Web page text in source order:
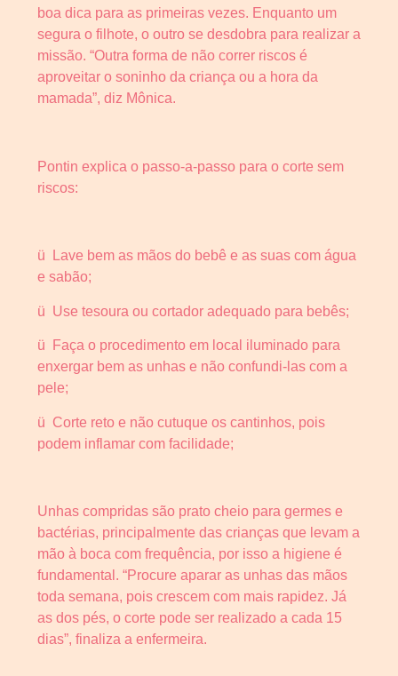
boa dica para as primeiras vezes. Enquanto um
segura o filhote, o outro se desdobra para realizar a
missão. “Outra forma de não correr riscos é
aproveitar o soninho da criança ou a hora da
mamada”, diz Mônica.
Pontin explica o passo-a-passo para o corte sem
riscos:
ü Lave bem as mãos do bebê e as suas com água
e sabão;
ü Use tesoura ou cortador adequado para bebês;
ü Faça o procedimento em local iluminado para
enxergar bem as unhas e não confundi-las com a
pele;
ü Corte reto e não cutuque os cantinhos, pois
podem inflamar com facilidade;
Unhas compridas são prato cheio para germes e
bactérias, principalmente das crianças que levam a
mão à boca com frequência, por isso a higiene é
fundamental. “Procure aparar as unhas das mãos
toda semana, pois crescem com mais rapidez. Já
as dos pés, o corte pode ser realizado a cada 15
dias”, finaliza a enfermeira.